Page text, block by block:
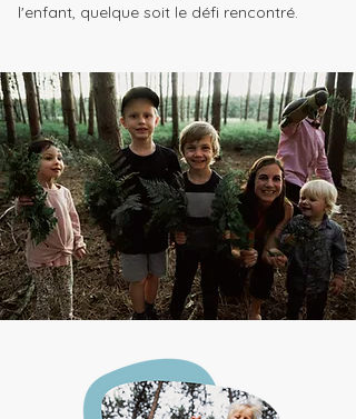
l'enfant, quelque soit le défi rencontré.